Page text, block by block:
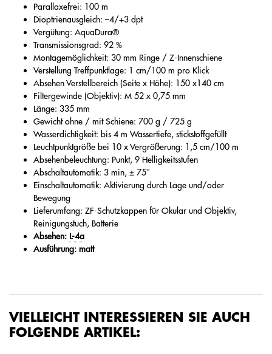
Parallaxefrei: 100 m
Dioptrienausgleich: –4/+3 dpt
Vergütung: AquaDura®
Transmissionsgrad: 92 %
Montagemöglichkeit: 30 mm Ringe / Z-Innenschiene
Verstellung Treffpunktlage: 1 cm/100 m pro Klick
Absehen Verstellbereich (Seite x Höhe): 150 x140 cm
Filtergewinde (Objektiv): M 52 x 0,75 mm
Länge: 335 mm
Gewicht ohne / mit Schiene: 700 g / 725 g
Wasserdichtigkeit: bis 4 m Wassertiefe, stickstoffgefüllt
Leuchtpunktgröße bei 10 x Vergrößerung: 1,5 cm/100 m
Absehenbeleuchtung: Punkt, 9 Helligkeitsstufen
Abschaltautomatik: 3 min, ± 75°
Einschaltautomatik: Aktivierung durch Lage und/oder
Bewegung
Lieferumfang: ZF-Schutzkappen für Okular und Objektiv,
Reinigungstuch, Batterie
Absehen: L-4a
Ausführung: matt
VIELLEICHT INTERESSIEREN SIE AUCH
FOLGENDE ARTIKEL: